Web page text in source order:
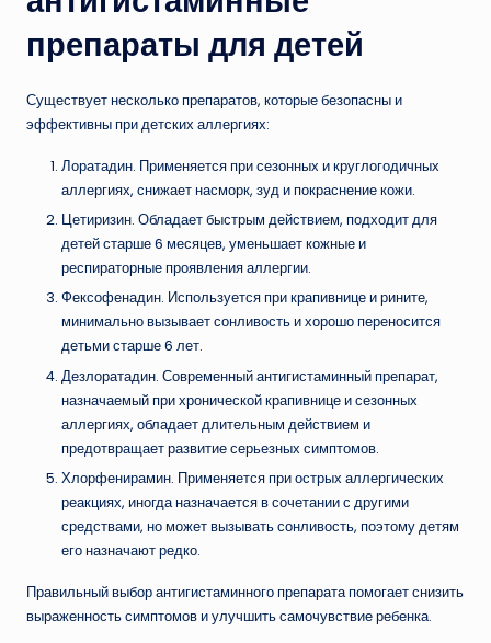
препараты для детей
Существует несколько препаратов, которые безопасны и
эффективны при детских аллергиях:
Лоратадин. Применяется при сезонных и круглогодичных
аллергиях, снижает насморк, зуд и покраснение кожи.
Цетиризин. Обладает быстрым действием, подходит для
детей старше 6 месяцев, уменьшает кожные и
респираторные проявления аллергии.
Фексофенадин. Используется при крапивнице и рините,
минимально вызывает сонливость и хорошо переносится
детьми старше 6 лет.
Дезлоратадин. Современный антигистаминный препарат,
назначаемый при хронической крапивнице и сезонных
аллергиях, обладает длительным действием и
предотвращает развитие серьезных симптомов.
Хлорфенирамин. Применяется при острых аллергических
реакциях, иногда назначается в сочетании с другими
средствами, но может вызывать сонливость, поэтому детям
его назначают редко.
Правильный выбор антигистаминного препарата помогает снизить
выраженность симптомов и улучшить самочувствие ребенка.